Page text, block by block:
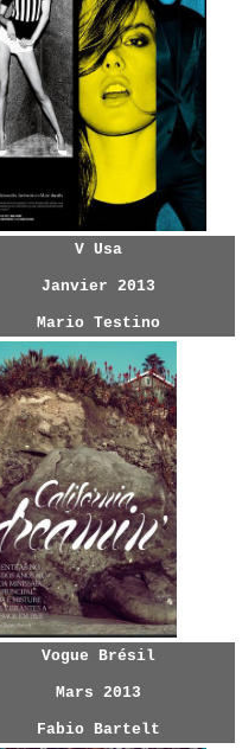
V Usa
Janvier 2013
Mario Testino
Vogue Brésil
Mars 2013
Fabio Bartelt